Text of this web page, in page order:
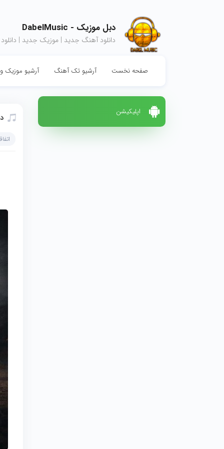
دبل موزیک - DabelMusic
دانلود آهنگ جدید | موزیک جدید |
صفحه نخست آرشیو تک آهنگ آرشیو موزیک
اپلیکیشن